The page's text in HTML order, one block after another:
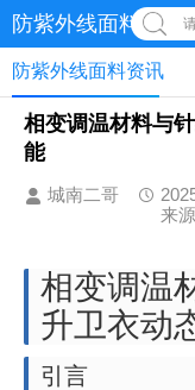
防紫外线面料网
防紫外线面料资讯
相变调温材料与
能
城南二哥
来
相变调温
升卫衣动
引言